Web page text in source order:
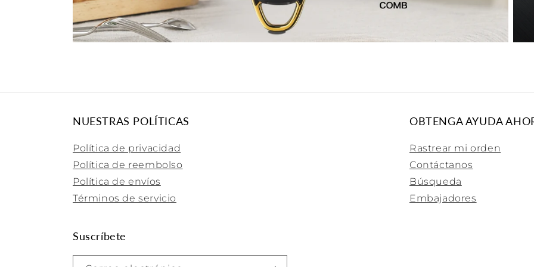
NUESTRAS POLÍTICAS
Política de privacidad
Política de reembolso
Política de envíos
Términos de servicio
OBTENGA AYUDA
Rastrear mi orden
Contáctanos
Búsqueda
Embajadores
Suscríbete